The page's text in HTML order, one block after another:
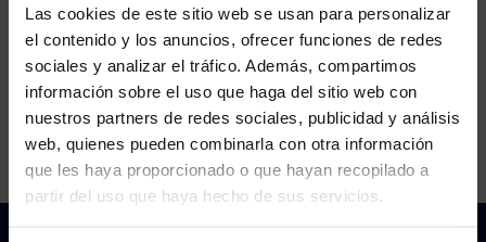
Las cookies de este sitio web se usan para personalizar
el contenido y los anuncios, ofrecer funciones de redes
sociales y analizar el tráfico. Además, compartimos
información sobre el uso que haga del sitio web con
nuestros partners de redes sociales, publicidad y análisis
web, quienes pueden combinarla con otra información
que les haya proporcionado o que hayan recopilado a
partir del uso que haya hecho de sus servicios.
No results found.
WE NOTICED YOU'RE IN USA.
instead?
YES, TAKE ME THERE